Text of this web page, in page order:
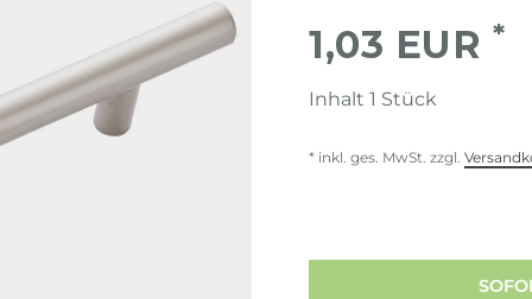
1,03 EUR *
Inhalt 1 Stück
* inkl. ges. MwSt. zzgl.